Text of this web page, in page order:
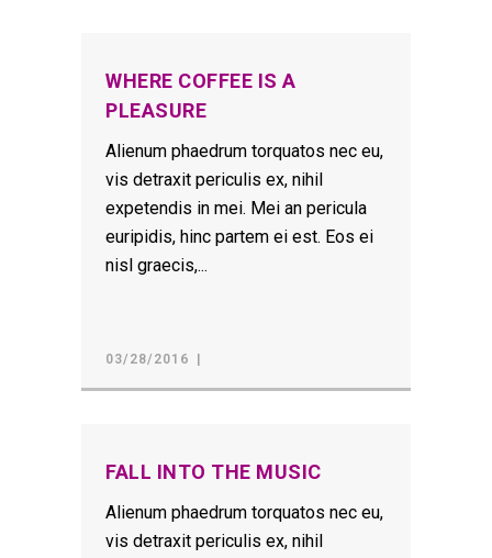
WHERE COFFEE IS A
PLEASURE
Alienum phaedrum torquatos nec eu,
vis detraxit periculis ex, nihil
expetendis in mei. Mei an pericula
euripidis, hinc partem ei est. Eos ei
nisl graecis,...
03/28/2016
FALL INTO THE MUSIC
Alienum phaedrum torquatos nec eu,
vis detraxit periculis ex, nihil